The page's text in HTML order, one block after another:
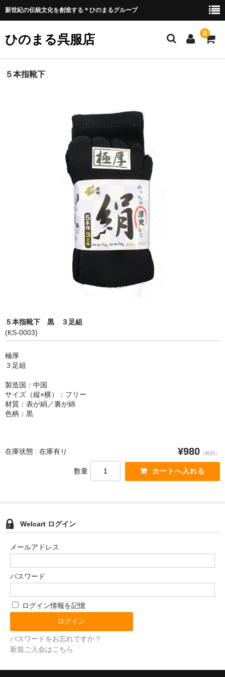
新世紀の伝統文化を創造する＊ひのまるグループ
ひのまる呉服店 0
ホーム
お好みプリント 例1
５本指靴下
５本指靴下 黒 ３足組
(KS-0003)
極厚
３足組
製造国：中国
サイズ（縦×横）：フリー
材質：表が絹／裏が綿
色柄：黒
在庫状態 : 在庫有り ¥980 （税別）
数量
Welcart ログイン
メールアドレス
パスワード
ログイン情報を記憶
パスワードをお忘れですか？
新規ご入会はこちら